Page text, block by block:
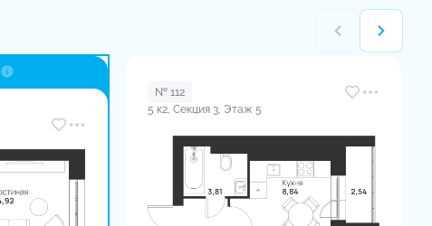
№ 112
5 к2, Секция 3, Этаж 5